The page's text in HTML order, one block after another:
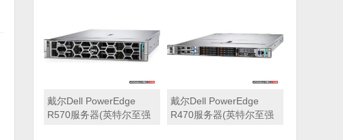
PERC H965i阵列卡丨
800W双电源丨三年保修)
PERC H965i阵列卡丨
800W双电源丨三年保修)
戴尔Dell PowerEdge
R570服务器(英特尔至强
戴尔Dell PowerEdge
R470服务器(英特尔至强